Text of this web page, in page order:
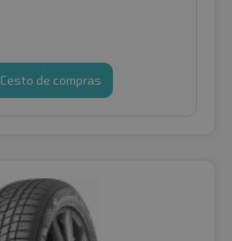
Cesto de compras